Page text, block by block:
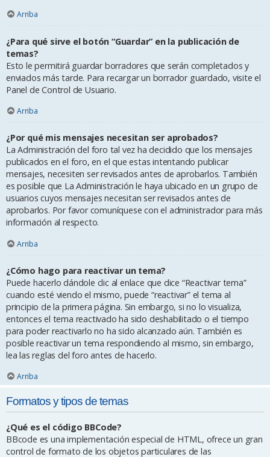
Arriba
¿Para qué sirve el botón “Guardar” en la publicación de
temas?
Esto le permitirá guardar borradores que serán completados y
enviados más tarde. Para recargar un borrador guardado, visite el
Panel de Control de Usuario.
Arriba
¿Por qué mis mensajes necesitan ser aprobados?
La Administración del foro tal vez ha decidido que los mensajes
publicados en el foro, en el que estas intentando publicar
mensajes, necesiten ser revisados antes de aprobarlos. También
es posible que La Administración le haya ubicado en un grupo de
usuarios cuyos mensajes necesitan ser revisados antes de
aprobarlos. Por favor comuníquese con el administrador para más
información al respecto.
Arriba
¿Cómo hago para reactivar un tema?
Puede hacerlo dándole clic al enlace que dice “Reactivar tema”
cuando esté viendo el mismo, puede “reactivar” el tema al
principio de la primera página. Sin embargo, si no lo visualiza,
entonces el tema reactivado ha sido deshabilitado o el tiempo
para poder reactivarlo no ha sido alcanzado aún. También es
posible reactivar un tema respondiendo al mismo, sin embargo,
lea las reglas del foro antes de hacerlo.
Arriba
Formatos y tipos de temas
¿Qué es el código BBCode?
BBcode es una implementación especial de HTML, ofrece un gran
control de formato de los objetos particulares de las